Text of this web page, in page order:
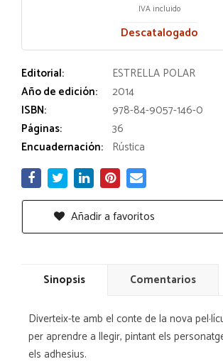
IVA incluido
Descatalogado
Editorial:
ESTRELLA POLAR
Año de edición:
2014
ISBN:
978-84-9057-146-0
Páginas:
36
Encuadernación: Rústica
Añadir a favoritos
Sinopsis Comentarios
Diverteix-te amb el conte de la nova
per aprendre a llegir, pintant els
els adhesius.